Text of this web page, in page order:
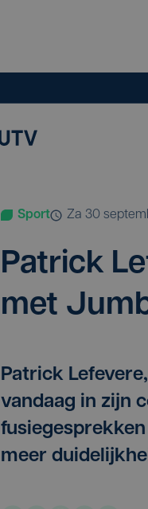
Sport za 30
Patrick
met
Patrick
vandaag in zijn
meer